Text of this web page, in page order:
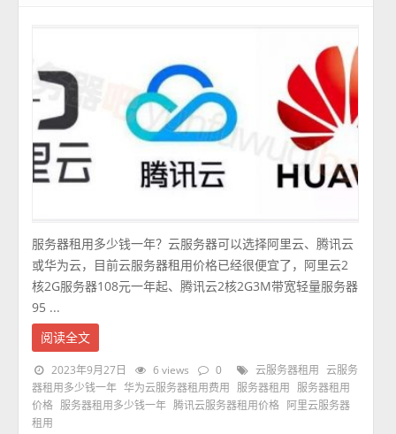
服务器租用多少钱一年？云服务器可以选择阿里云、腾讯云
或华为云，目前云服务器租用价格已经很便宜了，阿里云2
核2G服务器108元一年起、腾讯云2核2G3M带宽轻量服务器
95 ...
阅读全文
2023年9月27日 6 views 0 云服务器租用
云服务
器租用多少钱一年 华为云服务器租用费用 服务器租用
服务器租用
价格 服务器租用多少钱一年 腾讯云服务器租用价格
阿里云服务器
租用